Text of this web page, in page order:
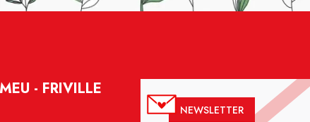
- FRIVILLE
NEWSLETTER